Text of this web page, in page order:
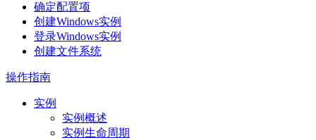
确定配置项
创建Windows实例
登录Windows实例
创建文件系统
操作指南
实例
实例概述
实例生命周期